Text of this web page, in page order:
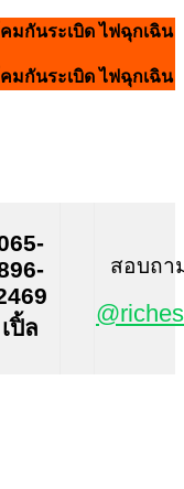
มกันระเบิด ไฟฉุกเฉิน
มกันระเบิด ไฟฉุกเฉิน
เปิ้ล
สอบถา